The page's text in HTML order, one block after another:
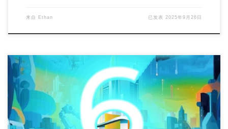
来自 Ethan 已发表2025年9月26日
Maker Faire Shenzhen 2025CALL4MAKERS Countdown 6 D […]